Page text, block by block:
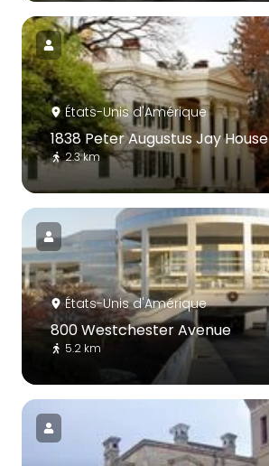
États-Unis d'Amérique
1838 Peter Augustus Jay House
2.3 km
États-Unis d'Amérique
800 Westchester Avenue
5.2 km